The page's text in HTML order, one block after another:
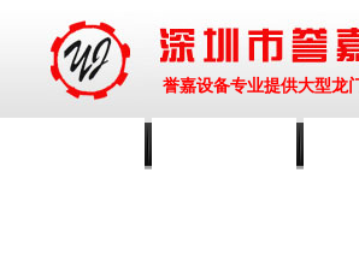
誉嘉设备专业提供大型龙